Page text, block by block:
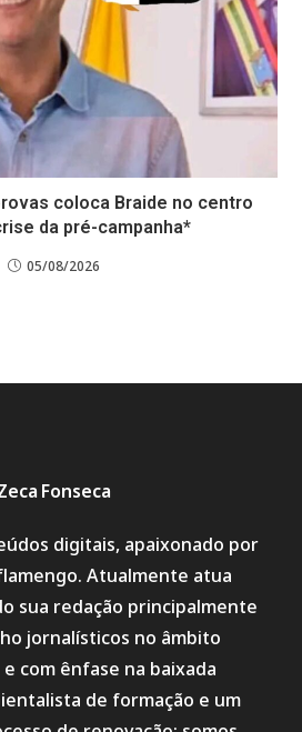
coloca Braide no centro
da pré-campanha*
05/08/2026
Fonseca
digitais, apaixonado por
Atualmente atua
sua redação principalmente
jornalísticos no âmbito
com ênfase na baixada
de formação e um